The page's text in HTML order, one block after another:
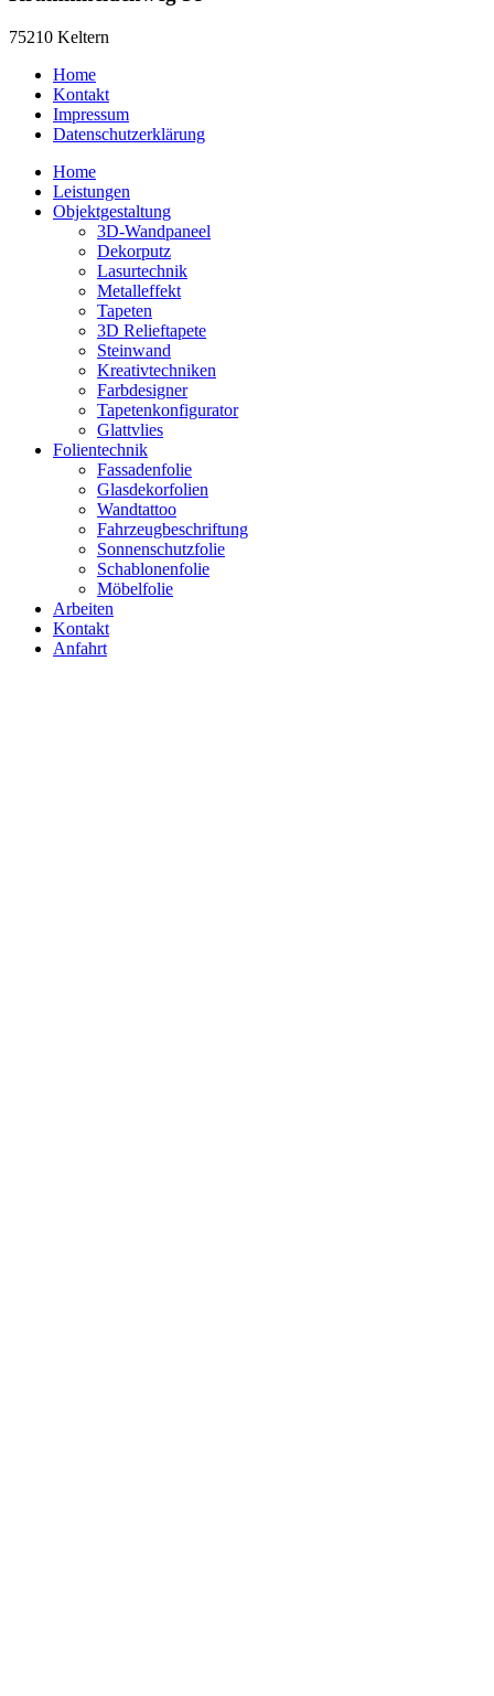
75210 Keltern
Home
Kontakt
Impressum
Datenschutzerklärung
Home
Leistungen
Objektgestaltung
3D-Wandpaneel
Dekorputz
Lasurtechnik
Metalleffekt
Tapeten
3D Relieftapete
Steinwand
Kreativtechniken
Farbdesigner
Tapetenkonfigurator
Glattvlies
Folientechnik
Fassadenfolie
Glasdekorfolien
Wandtattoo
Fahrzeugbeschriftung
Sonnenschutzfolie
Schablonenfolie
Möbelfolie
Arbeiten
Kontakt
Anfahrt